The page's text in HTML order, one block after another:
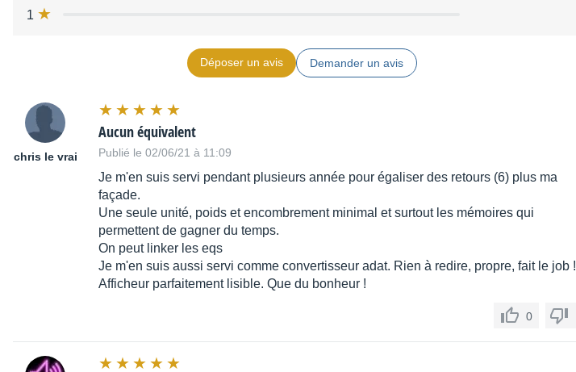
1
Déposer un avis Demander un avis
chris le vrai
Aucun équivalent
Publié le 02/06/21 à 11:09
Je m'en suis servi pendant plusieurs année pour égaliser des retours (6) plus ma
façade.
Une seule unité, poids et encombrement minimal et surtout les mémoires qui
permettent de gagner du temps.
On peut linker les eqs
Je m'en suis aussi servi comme convertisseur adat. Rien à redire, propre, fait le job !
Afficheur parfaitement lisible. Que du bonheur !
0